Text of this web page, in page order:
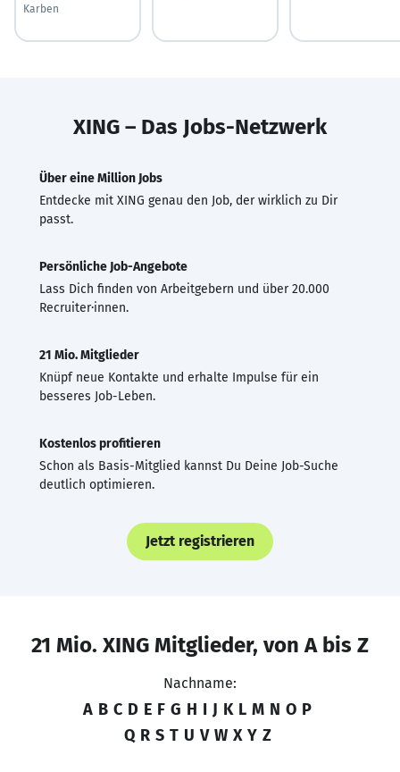
Karben
XING – Das Jobs-Netzwerk
Über eine Million Jobs
Entdecke mit XING genau den Job, der wirklich zu Dir
passt.
Persönliche Job-Angebote
Lass Dich finden von Arbeitgebern und über 20.000
Recruiter·innen.
21 Mio. Mitglieder
Knüpf neue Kontakte und erhalte Impulse für ein
besseres Job-Leben.
Kostenlos profitieren
Schon als Basis-Mitglied kannst Du Deine Job-Suche
deutlich optimieren.
Jetzt registrieren
21 Mio. XING Mitglieder, von A bis Z
Nachname:
A B C D E F G H I J K L M N O P
Q R S T U V W X Y Z